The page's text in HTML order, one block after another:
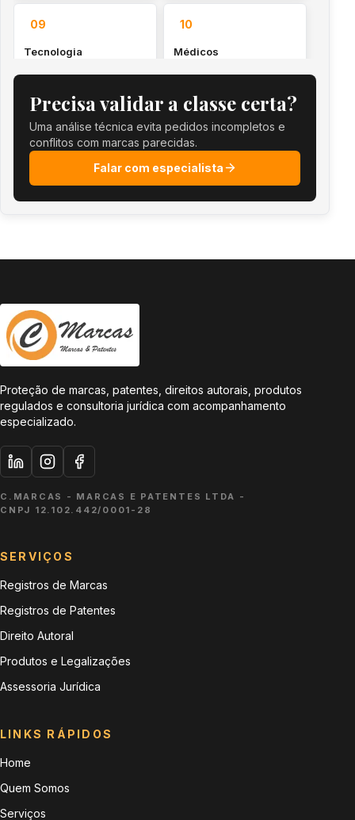
09
Tecnologia
10
Médicos
11
Iluminação Veículos
14
17
Borracha
Construção Móveis
21
Casa
Fios
27
Tapetes
29
Alimentos
31
Precisa validar a classe certa?
Uma análise técnica evita pedidos incompletos e
conflitos com marcas parecidas.
Falar com especialista
Proteção de marcas, patentes, direitos autorais, produtos
regulados e consultoria jurídica com acompanhamento
especializado.
C.MARCAS - MARCAS E PATENTES LTDA -
CNPJ 12.102.442/0001-28
SERVIÇOS
Registros de Marcas
Registros de Patentes
Direito Autoral
Produtos e Legalizações
Assessoria Jurídica
LINKS RÁPIDOS
Home
Quem Somos
Serviços